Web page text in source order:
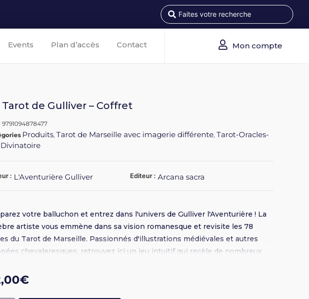
Events Plan d’accès Contact Mon compte
Tarot de Gulliver – Coffret
9791094878477
Produits,Tarot de Marseille avec imagerie différente,Tarot-Oracles-
: L'Aventurière Gulliver Editeur : Arcana sacra
votre balluchon et entrez dans l'univers de Gulliver l'Aventurière ! La
artiste vous emmène dans sa vision romanesque et revisite les 78
du Tarot de Marseille. Passionnés d'illustrations médiévales et autres
chevaleresques, retrouvez ici un jeu intuitif qui recèle de nombreux
et poétique, Le Tarot de Gulliver est une invitation à explorer ce qui
en vous. Plongez au coeur de cette nouvelle aventure et faites-la vôtre
€